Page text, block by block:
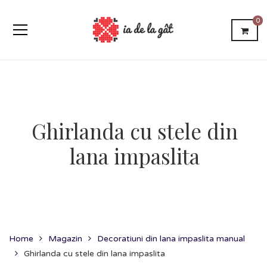
0
Ghirlanda cu stele din
lana impaslita
Home Magazin
Decoratiuni din lana impaslita manual
Ghirlanda cu stele din lana impaslita